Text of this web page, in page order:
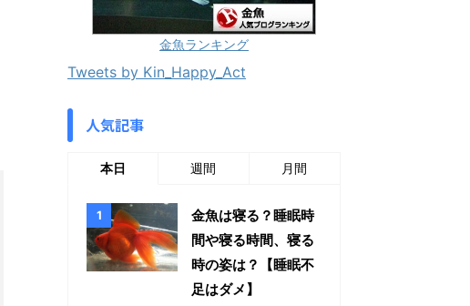
金魚ランキング
Tweets by Kin_Happy_Act
人気記事
本日 週間 月間
金魚は寝る？睡眠時
間や寝る時間、寝る
時の姿は？【睡眠不
足はダメ】